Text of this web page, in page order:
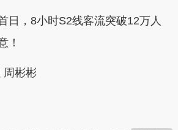
，8小时S2线客流突破12万人
！
周彬彬